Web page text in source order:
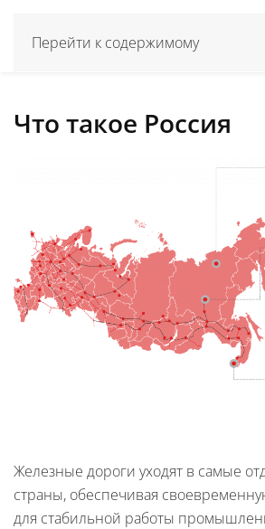
Перейти к содержимому
Что такое Россия
Железные дороги уходят в самые
страны, обеспечивая
для стабильной работы